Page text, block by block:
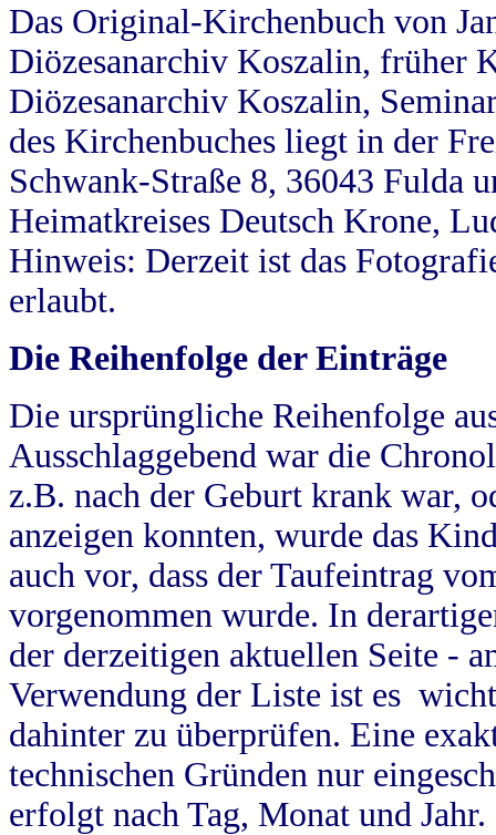
Das Original-Kirchenbuch von
Diözesanarchiv Koszalin, früher
Diözesanarchiv Koszalin,
des Kirchenbuches liegt in der
Schwank-Straße 8, 36043 Fulda
Heimatkreises Deutsch Krone,
Hinweis: Derzeit ist das
erlaubt.
Die Reihenfolge der Einträge
Die ursprüngliche Reihenfolge
Ausschlaggebend war die
z.B. nach der Geburt krank war,
anzeigen konnten, wurde das
auch vor, dass der Taufeintrag
vorgenommen wurde. In
der derzeitigen aktuellen Seite -
Verwendung der Liste ist es
dahinter zu überprüfen. Eine
technischen Gründen nur
erfolgt nach Tag, Monat und Jahr.